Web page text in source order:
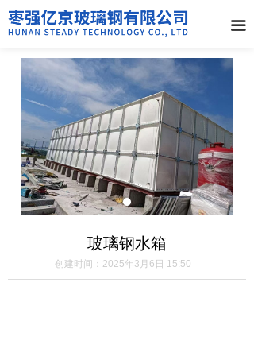
끀
玻璃钢水箱
创建时间： 2025年3月6日 15:50